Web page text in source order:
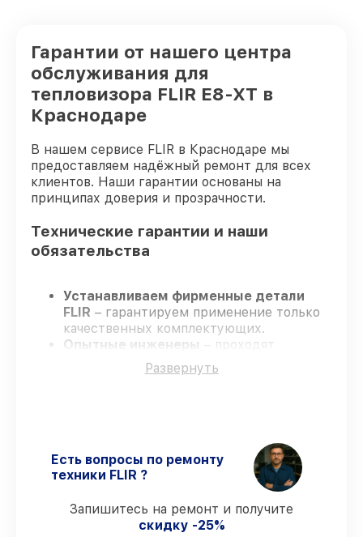
Гарантии от нашего центра
обслуживания для
тепловизора FLIR E8-XT в
Краснодаре
В нашем сервисе FLIR в Краснодаре мы
предоставляем надёжный ремонт для всех
клиентов. Наши гарантии основаны на
принципах доверия и прозрачности.
Технические гарантии и наши
обязательства
Устанавливаем фирменные детали
FLIR – гарантируем применение только
качественных комплектующих.
Опытные инженеры
– проходят
постоянное обучение, что обеспечивает
надёжную работу устройства после
Поддержка после ремонта – все все
виды ремонта защищены гарантийной
Развернуть
Есть вопросы по ремонту
техники FLIR ?
Запишитесь на ремонт и получите
скидку -25%